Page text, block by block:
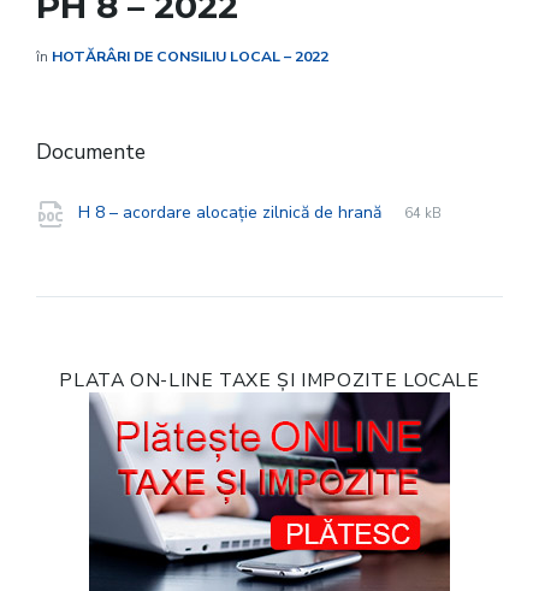
în HOTĂRÂRI DE CONSILIU LOCAL – 2022
Documente
H 8 – acordare alocație zilnică de hrană
File
doc
File
64 kB
PLATA ON-LINE TAXE ȘI IMPOZITE LOCALE